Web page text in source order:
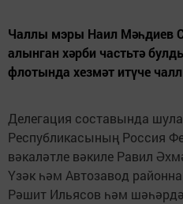
Чаллы мэры Наил Мәһдиев
алынган хәрби частьтә
флотында хезмәт итүче
Делегация составында
Республикасының Россия
вәкаләтле вәкиле Равил
Үзәк һәм Автозавод
Рәшит Ильясов һәм